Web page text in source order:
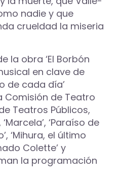
nadie y que
crueldad la miseria
la obra ‘El Borbón
en clave de
de cada día’
de Teatro
Teatros Públicos,
‘Paraíso de
‘Mihura, el último
Colette’ y
la programación